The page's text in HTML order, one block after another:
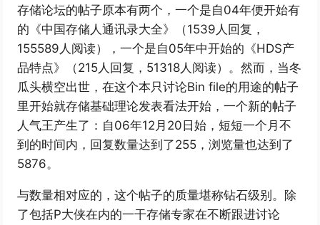
存储论坛的帖子原本有两个，一个是自04年便开始有
的《中国存储人通讯录大全》（1539人回复，
155589人阅读），一个是自05年中开始的《HDS产
品特点》（215人回复，51318人阅读）。然而，当冬
瓜头横空出世，在这个本只讨论Bin file的用途的帖子
里开始就存储基础理论发表看法开始，一个新的帖子
人气王产生了：自06年12月20日始，短短一个月不
到的时间内，回复数量达到了255，浏览量也达到了
5876。
与数量相对应的，这个帖子的质量堪称钻石级别。除
了包括P大侠在内的一干存储专家在不断跟进讨论